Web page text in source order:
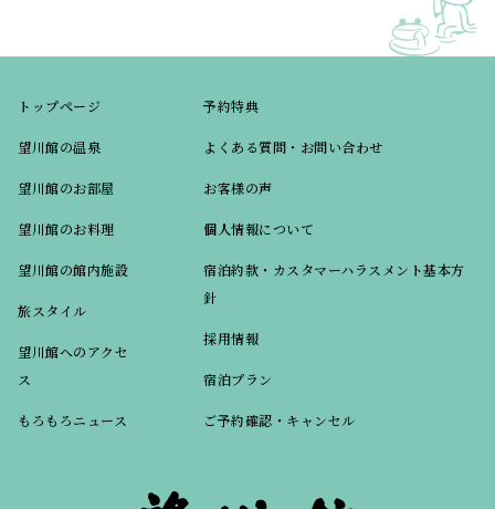
トップページ
望川館の温泉
望川館のお部屋
望川館のお料理
望川館の館内施設
旅スタイル
望川館へのアクセ
ス
もろもろニュース
予約特典
よくある質問・お問い合わせ
お客様の声
個人情報について
宿泊約款・カスタマーハラスメント基本方
針
採用情報
宿泊プラン
ご予約確認・キャンセル